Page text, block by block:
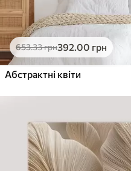
653.33грн392.00 грн
Абстрактні квіти